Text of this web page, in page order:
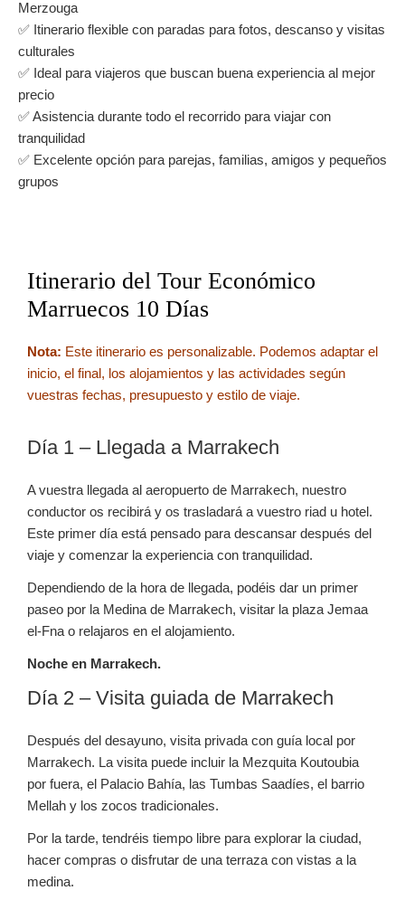
Merzouga
✅ Itinerario flexible con paradas para fotos, descanso y visitas
culturales
✅ Ideal para viajeros que buscan buena experiencia al mejor
precio
✅ Asistencia durante todo el recorrido para viajar con
tranquilidad
✅ Excelente opción para parejas, familias, amigos y pequeños
grupos
Itinerario del Tour Económico
Marruecos 10 Días
Nota: Este itinerario es personalizable. Podemos adaptar el
inicio, el final, los alojamientos y las actividades según
vuestras fechas, presupuesto y estilo de viaje.
Día 1 – Llegada a Marrakech
A vuestra llegada al aeropuerto de Marrakech, nuestro
conductor os recibirá y os trasladará a vuestro riad u hotel.
Este primer día está pensado para descansar después del
viaje y comenzar la experiencia con tranquilidad.
Dependiendo de la hora de llegada, podéis dar un primer
paseo por la Medina de Marrakech, visitar la plaza Jemaa
el-Fna o relajaros en el alojamiento.
Noche en Marrakech.
Día 2 – Visita guiada de Marrakech
Después del desayuno, visita privada con guía local por
Marrakech. La visita puede incluir la Mezquita Koutoubia
por fuera, el Palacio Bahía, las Tumbas Saadíes, el barrio
Mellah y los zocos tradicionales.
Por la tarde, tendréis tiempo libre para explorar la ciudad,
hacer compras o disfrutar de una terraza con vistas a la
medina.